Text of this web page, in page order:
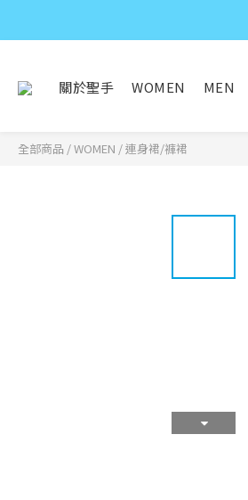
關於聖手 WOMEN MEN
全部商品 /WOMEN /連身裙/褲裙